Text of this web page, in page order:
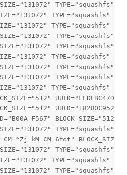
TYPE="squashfs"
TYPE="squashfs"
TYPE="squashfs"
TYPE="squashfs"
TYPE="squashfs"
TYPE="squashfs"
TYPE="squashfs"
TYPE="squashfs"
TYPE="squashfs"
F567"
TYPE="squashfs"
CM-^Zj kM-CM-6tet"
TYPE="squashfs"
TYPE="squashfs"
TYPE="squashfs"